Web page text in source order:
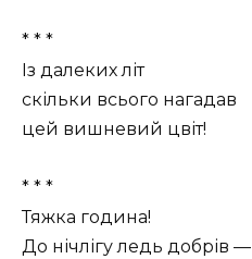
* * *
Із далеких літ
скільки всього нагадав
цей вишневий цвіт!
* * *
Тяжка година!
До нічлігу ледь добрів —